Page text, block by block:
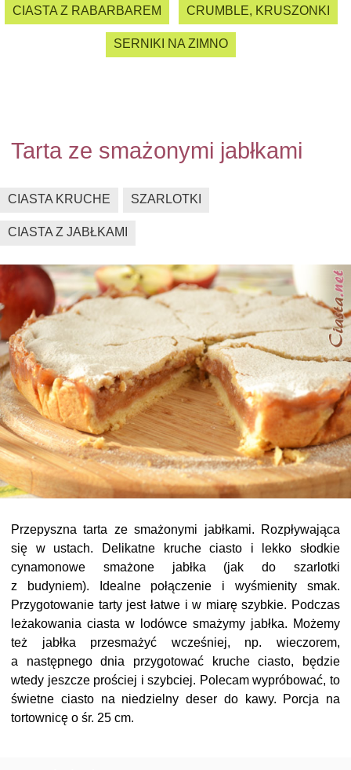
CIASTA Z RABARBAREM CRUMBLE, KRUSZONKI
SERNIKI NA ZIMNO
Tarta ze smażonymi jabłkami
CIASTA KRUCHE SZARLOTKI
CIASTA Z JABŁKAMI
Przepyszna tarta ze smażonymi jabłkami. Rozpływająca
się w ustach. Delikatne kruche ciasto i lekko słodkie
cynamonowe smażone jabłka (jak do szarlotki
z budyniem). Idealne połączenie i wyśmienity smak.
Przygotowanie tarty jest łatwe i w miarę szybkie. Podczas
leżakowania ciasta w lodówce smażymy jabłka. Możemy
też jabłka przesmażyć wcześniej, np. wieczorem,
a następnego dnia przygotować kruche ciasto, będzie
wtedy jeszcze prościej i szybciej. Polecam wypróbować, to
świetne ciasto na niedzielny deser do kawy. Porcja na
tortownicę o śr. 25 cm.